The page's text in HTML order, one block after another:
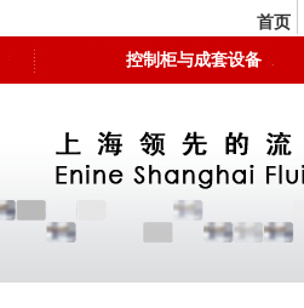
首页
控制柜与成套设备